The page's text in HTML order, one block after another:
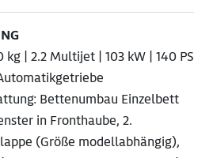
kg | 2.2 Multijet | 103 kW | 140 PS
Bettenumbau Einzelbett
in Fronthaube, 2.
(Größe modellabhängig),